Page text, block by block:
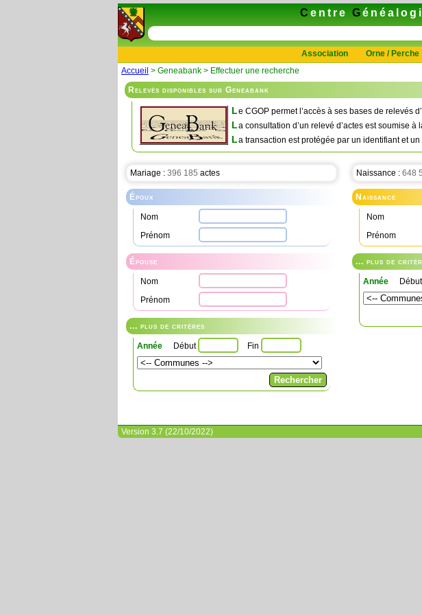
C entre G
Association Orne / Perche
Accueil > Geneabank > Effectuer une recherche
Relevés disponibles sur Geneabank
Le CGOP permet l’accès à ses bases de relevés
La consultation d’un relevé d’actes est soumise
La transaction est protégée par un identifiant et
Mariage : 396 185 actes
Époux
Nom
Prénom
Épouse
Nom
Prénom
... plus de critères
Année Début Fin
Naissance : 648
Naissance
Nom
Prénom
... plus de
Année Début
Version 3.7 (22/10/2022)